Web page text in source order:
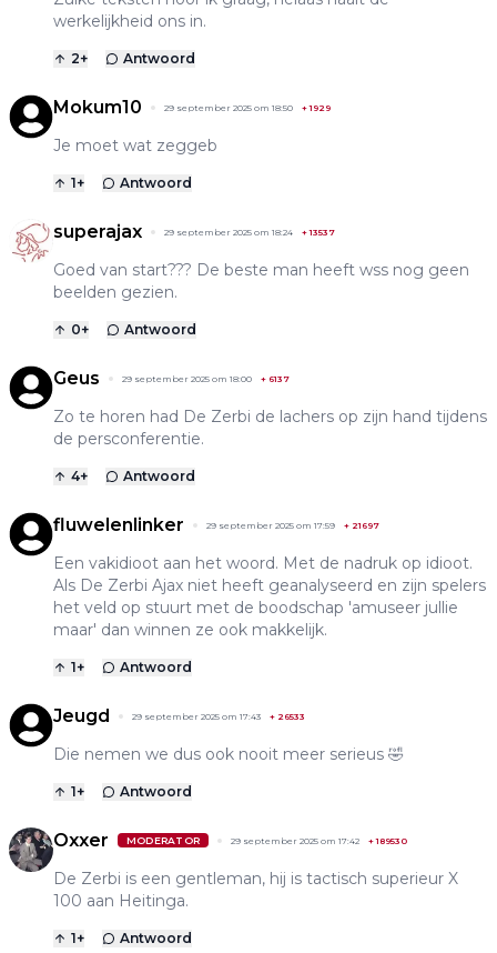
werkelijkheid ons in.
2+ Antwoord
Mokum10 29 september 2025 om 18:50 +1929
Je moet wat zeggeb
1+ Antwoord
superajax 29 september 2025 om 18:24 +13537
Goed van start??? De beste man heeft wss nog geen
beelden gezien.
0+ Antwoord
Geus 29 september 2025 om 18:00 + 6137
Zo te horen had De Zerbi de lachers op zijn hand tijdens
de persconferentie.
4+ Antwoord
fluwelenlinker 29 september 2025 om 17:59 + 21697
Een vakidioot aan het woord. Met de nadruk op idioot.
Als De Zerbi Ajax niet heeft geanalyseerd en zijn spelers
het veld op stuurt met de boodschap 'amuseer jullie
maar' dan winnen ze ook makkelijk.
1+ Antwoord
Jeugd 29 september 2025 om 17:43 + 26533
Die nemen we dus ook nooit meer serieus 🤣
1+ Antwoord
Oxxer MODERATOR 29 september 2025 om 17:42 +189530
De Zerbi is een gentleman, hij is tactisch superieur X
100 aan Heitinga.
1+ Antwoord